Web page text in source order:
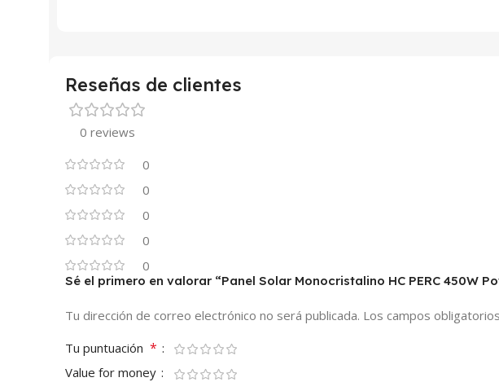
Reseñas de clientes
0 reviews
0
0
0
0
0
Sé el primero en valorar “Panel Solar Monocristalino HC PERC 450W
Tu dirección de correo electrónico no será publicada. Los campos
Tu puntuación *
Value for money